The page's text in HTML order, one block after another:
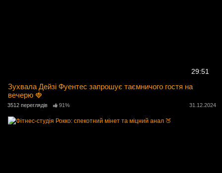
29:51
Зухвала Дейзі Фуентес запрошує таємничого гостя на
вечерю 🍓
3512 переглядів 91% 31.12.2024